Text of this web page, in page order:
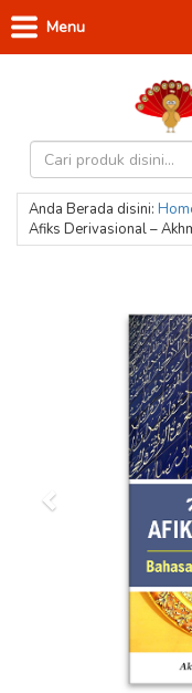
Menu
Anda Berada disini:
Afiks Derivasional –